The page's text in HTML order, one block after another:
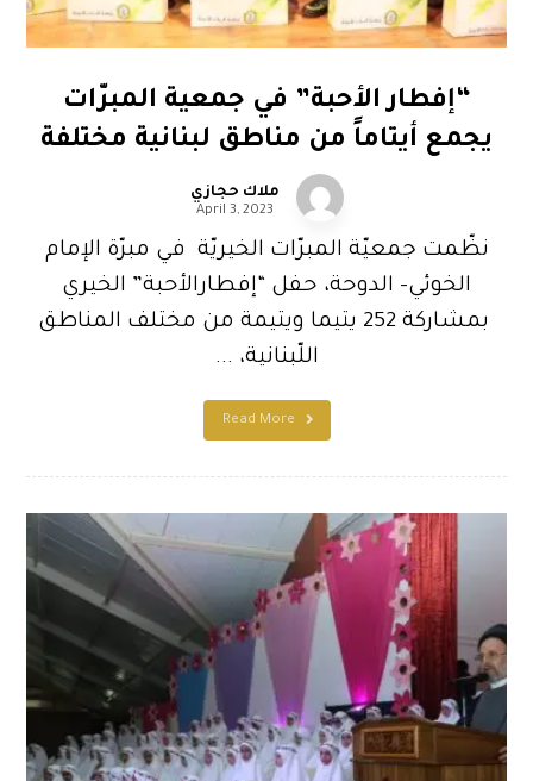
“إفطار الأحبة” في جمعية المبرّات
يجمع أيتاماً من مناطق لبنانية مختلفة
ملاك حجازي
April 3, 2023
نظّمت جمعيّة المبرّات الخيريّة في مبرّة الإمام
الخوئي- الدوحة، حفل “إفطارالأحبة” الخيري
بمشاركة 252 يتيما ويتيمة من مختلف المناطق
اللّبنانية، ...
Read More